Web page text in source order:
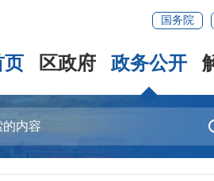
国务院
页 区政府 政务公开